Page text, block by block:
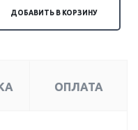
ДОБАВИТЬ В КОРЗИНУ
ОПЛАТА